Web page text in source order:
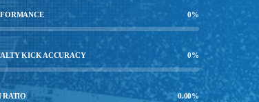
0%
KICK ACCURACY 0%
RATIO 0.00%